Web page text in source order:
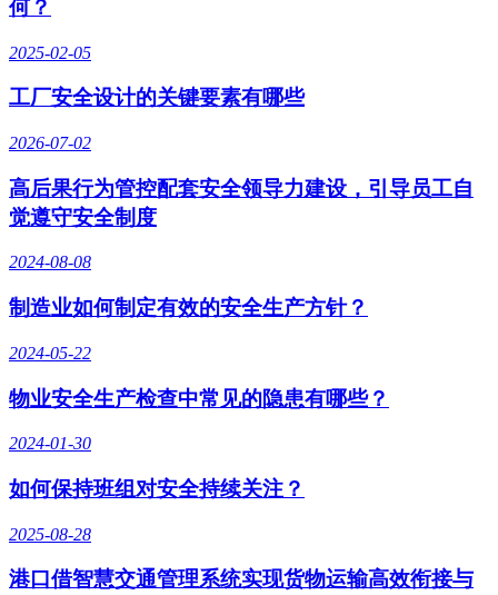
何？
2025-02-05
工厂安全设计的关键要素有哪些
2026-07-02
高后果行为管控配套安全领导力建设，引导员工自
觉遵守安全制度
2024-08-08
制造业如何制定有效的安全生产方针？
2024-05-22
物业安全生产检查中常见的隐患有哪些？
2024-01-30
如何保持班组对安全持续关注？
2025-08-28
港口借智慧交通管理系统实现货物运输高效衔接与